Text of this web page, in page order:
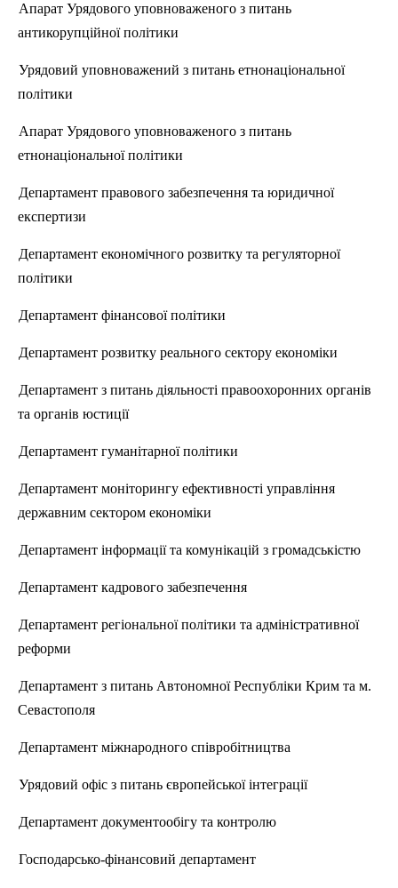
Апарат Урядового уповноваженого з питань
антикорупційної політики
Урядовий уповноважений з питань етнонаціональної
політики
Апарат Урядового уповноваженого з питань
етнонаціональної політики
Департамент правового забезпечення та юридичної
експертизи
Департамент економічного розвитку та регуляторної
політики
Департамент фінансової політики
Департамент розвитку реального сектору економіки
Департамент з питань діяльності правоохоронних органів
та органів юстиції
Департамент гуманітарної політики
Департамент моніторингу ефективності управління
державним сектором економіки
Департамент інформації та комунікацій з громадськістю
Департамент кадрового забезпечення
Департамент регіональної політики та адміністративної
реформи
Департамент з питань Автономної Республіки Крим та м.
Севастополя
Департамент міжнародного співробітництва
Урядовий офіс з питань європейської інтеграції
Департамент документообігу та контролю
Господарсько-фінансовий департамент